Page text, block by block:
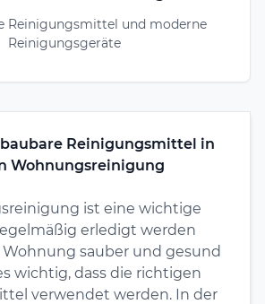
Reinigungsmittel und moderne
Reinigungsgeräte
Reinigungsmittel in
Wohnungsreinigung
ist eine wichtige
erledigt werden
Wohnung sauber und gesund
wichtig, dass die richtigen
verwendet werden. In der